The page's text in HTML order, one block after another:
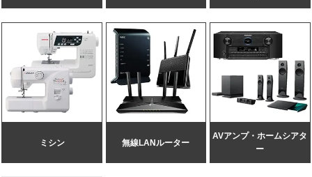
ミシン 無線LANルーター
AVアンプ・ホームシアタ
ー